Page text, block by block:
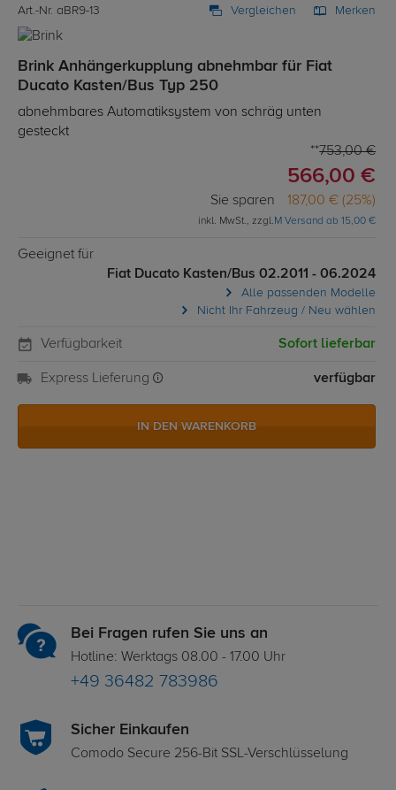
Art.-Nr. aBR9-13 Vergleichen Merken
Brink Anhängerkupplung abnehmbar für Fiat
Ducato Kasten/Bus Typ 250
abnehmbares Automatiksystem von schräg unten
gesteckt
753,00 €
566,00 €
Sie sparen 187,00 € (25%)
inkl. MwSt., zzgl.M Versand ab 15,00 €
Geeignet für
Fiat Ducato Kasten/Bus 02.2011 - 06.2024
Alle passenden Modelle
Nicht Ihr Fahrzeug / Neu wählen
Verfügbarkeit Sofort lieferbar
Express Lieferung verfügbar
IN DEN WARENKORB
Bei Fragen rufen Sie uns an
Hotline: Werktags 08.00 - 17.00 Uhr
+49 36482 783986
Sicher Einkaufen
Comodo Secure 256-Bit SSL-Verschlüsselung